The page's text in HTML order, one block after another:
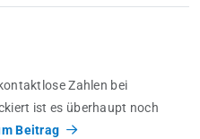
Zahlen bei
ist es überhaupt noch
Beitrag